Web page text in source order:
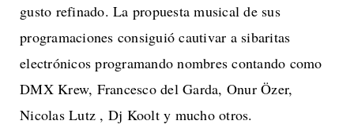
gusto refinado. La propuesta musical de sus
programaciones consiguió cautivar a sibaritas
electrónicos programando nombres contando como
DMX Krew, Francesco del Garda, Onur Özer,
Nicolas Lutz , Dj Koolt y mucho otros.